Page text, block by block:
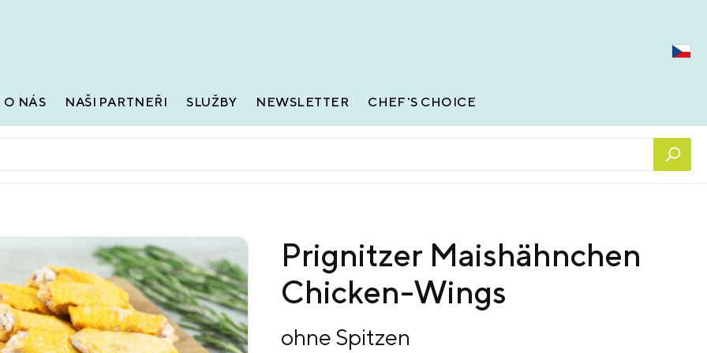
O NÁS NAŠI PARTNEŘI SLUŽBY NEWSLETTER CHEF'S CHOICE
Prignitzer Maishähnchen
Chicken-Wings
ohne Spitzen